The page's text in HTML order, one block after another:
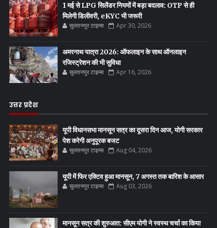
1 मई से LPG सिलेंडर नियमों में बड़ा बदलाव: OTP से ही
मिलेगी डिलीवरी, eKYC भी जरूरी
सुल्तानपुर टाइम्स Apr 30, 2026
अमरनाथ यात्रा 2026: ऑफलाइन के साथ ऑनलाइन
रजिस्ट्रेशन की भी सुविधा
सुल्तानपुर टाइम्स Apr 16, 2026
उत्तर प्रदेश
यूपी विधानसभा मानसून सत्र का दूसरा दिन आज, योगी सरकार
पेश करेगी अनुपूरक बजट
सुल्तानपुर टाइम्स Aug 04, 2026
यूपी में फिर एक्टिव हुआ मानसून, 7 अगस्त तक बारिश के आसार
सुल्तानपुर टाइम्स Aug 03, 2026
मानसून सत्र की शुरुआत: सीएम योगी ने स्वस्थ चर्चा का किया